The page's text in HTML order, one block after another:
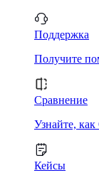
Поддержка
Получите
Сравнение
Узнайте,
Кейсы